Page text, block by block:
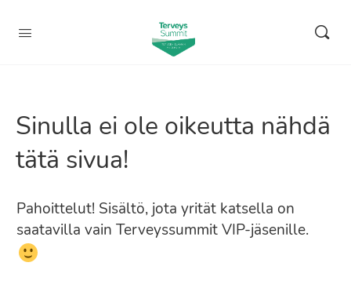
Sinulla ei ole oikeutta nähdä
tätä sivua!
Pahoittelut! Sisältö, jota yrität katsella on
saatavilla vain Terveyssummit VIP-jäsenille.